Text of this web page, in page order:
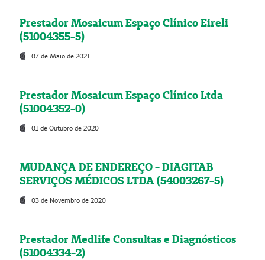
Prestador Mosaicum Espaço Clínico Eireli
(51004355-5)
07 de Maio de 2021
Prestador Mosaicum Espaço Clínico Ltda
(51004352-0)
01 de Outubro de 2020
MUDANÇA DE ENDEREÇO - DIAGITAB
SERVIÇOS MÉDICOS LTDA (54003267-5)
03 de Novembro de 2020
Prestador Medlife Consultas e Diagnósticos
(51004334-2)